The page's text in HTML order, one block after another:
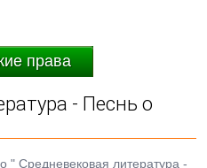
права
- Песнь о
" Средневековая литература -